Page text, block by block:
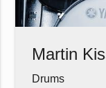
Martin
Drums